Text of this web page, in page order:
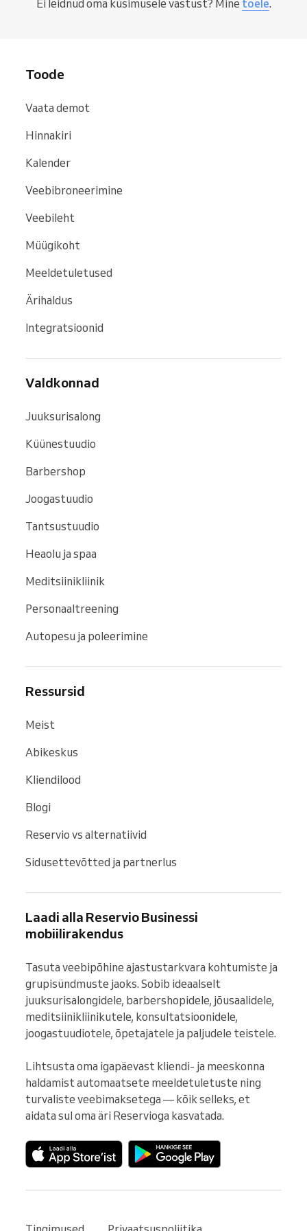
sinu soovitatud kasutaja teeb esimese ostu ja
Ei leidnud oma küsimusele vastust? Mine toele.
Toode
Vaata demot
Hinnakiri
Kalender
Veebibroneerimine
Veebileht
Müügikoht
Meeldetuletused
Ärihaldus
Integratsioonid
Valdkonnad
Juuksurisalong
Küünestuudio
Barbershop
Joogastuudio
Tantsustuudio
Heaolu ja spaa
Meditsiinikliinik
Personaaltreening
Autopesu ja poleerimine
Ressursid
Meist
Abikeskus
Kliendilood
Blogi
Reservio vs alternatiivid
Sidusettevõtted ja partnerlus
Laadi alla Reservio Businessi
mobiilirakendus
Tasuta veebipõhine ajastustarkvara kohtumiste ja
grupisündmuste jaoks. Sobib ideaalselt
juuksurisalongidele, barbershopidele, jõusaalidele,
meditsiinikliinikutele, konsultatsioonidele,
joogastuudiotele, õpetajatele ja paljudele teistele.
Lihtsusta oma igapäevast kliendi- ja meeskonna
haldamist automaatsete meeldetuletuste ning
turvaliste veebimaksetega — kõik selleks, et
aidata sul oma äri Reservioga kasvatada.